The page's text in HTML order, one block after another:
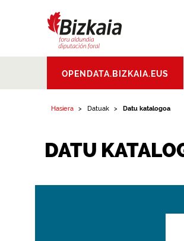
Aldundia.Diputacion
Foral de Bizkaia
OPENDATA.BIZKAIA.EUS
Hasiera Datuak Datu katalogoa
DATU